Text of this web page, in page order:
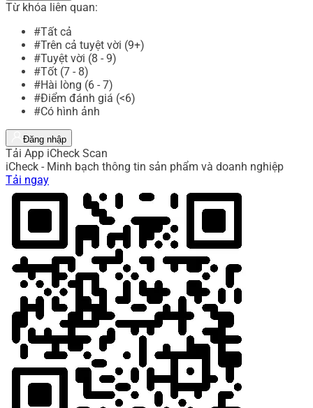
Từ khóa liên quan:
#Tất cả
#Trên cả tuyệt vời (9+)
#Tuyệt vời (8 - 9)
#Tốt (7 - 8)
#Hài lòng (6 - 7)
#Điểm đánh giá (<6)
#Có hình ảnh
Đăng nhập
Tải App iCheck Scan
iCheck - Minh bạch thông tin sản phẩm và doanh nghiệp
Tải ngay